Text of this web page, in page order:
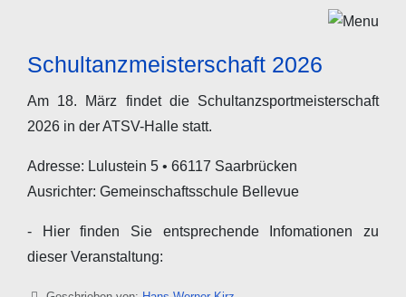
Schultanzmeisterschaft 2026
Am 18. März findet die Schultanzsportmeisterschaft
2026 in der ATSV-Halle statt.
Adresse: Lulustein 5 • 66117 Saarbrücken
Ausrichter: Gemeinschaftsschule Bellevue
- Hier finden Sie entsprechende Infomationen zu
dieser Veranstaltung: